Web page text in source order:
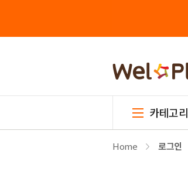
카테고리
Home 로그인